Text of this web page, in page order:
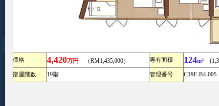
価格 4,420万円 （RM1,435,000） 専有面積 124m²
部屋階数
19階 管理番号 C19F-B4-005